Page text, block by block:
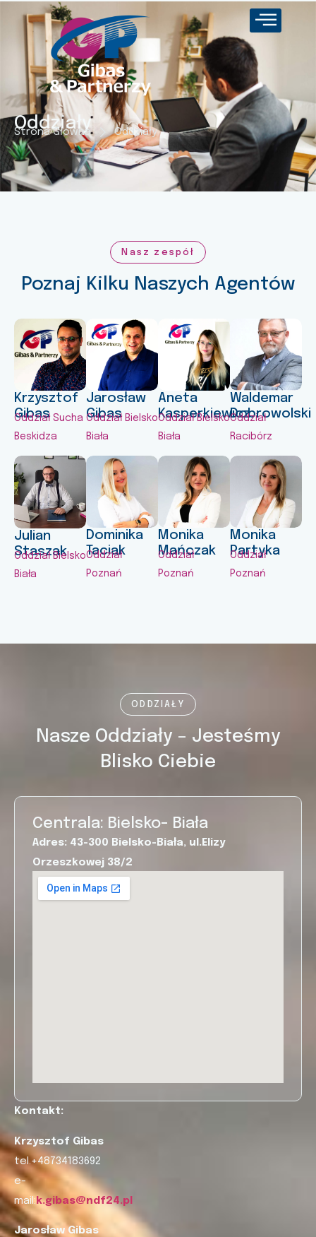
Oddziały
Strona Główna Oddziały
Nasz zespół
Poznaj Kilku Naszych Agentów
Krzysztof
Gibas
Oddział Sucha
Beskidza
Jarosław
Gibas
Oddział Bielsko
Biała
Aneta
Kasperkiewicz
Oddział Bielsko
Biała
Waldemar
Dobrowolski
Oddział
Racibórz
Julian
Staszak
Oddział Bielsko
Biała
Dominika
Taciak
Oddział
Poznań
Monika
Mańczak
Oddział
Poznań
Monika
Partyka
Oddział
Poznań
ODDZIAŁY
Nasze Oddziały – Jesteśmy
Blisko Ciebie
Centrala: Bielsko- Biała
Adres: 43-300 Bielsko-Biała, ul.Elizy
Orzeszkowej 38/2
Kontakt:
Krzysztof Gibas
tel.+48734183692
e-
mail: k.gibas@ndf24.pl
Jarosław Gibas